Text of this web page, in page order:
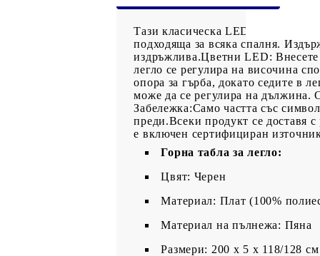
Тази класическа LED табла със
подходяща за всяка спалня.
издръжлива.Цветни LED:
легло се регулира на височина
опора за гърба, докато седите в
може да се регулира на дължина.
Забележка:Само частта със
преди.Всеки продукт се доставя
е включен сертифициран
Горна табла за легло:
Цвят: Черен
Материал: Плат (100%
Материал на пълнежа: Пяна
Pазмери: 200 x 5 x 118/128